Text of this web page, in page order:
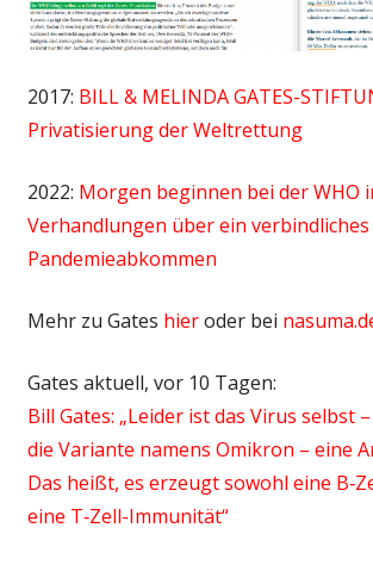
2017: BILL & MELINDA GATES-
Privatisierung der Weltrettung
2022: Morgen beginnen bei der WHO
Verhandlungen über ein verbindliches
Pandemieabkommen
Mehr zu Gates hieroder bei
Gates aktuell, vor 10 Tagen:
Bill Gates: „Leider ist das Virus selbst
die Variante namens Omikron – eine
Das heißt, es erzeugt sowohl eine
eine T‑Zell-Immunität“